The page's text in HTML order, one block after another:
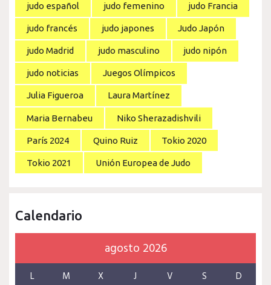
judo español judo femenino judo Francia
judo francés judo japones Judo Japón
judo Madrid judo masculino judo nipón
judo noticias Juegos Olímpicos
Julia Figueroa Laura Martínez
Maria Bernabeu Niko Sherazadishvili
París 2024 Quino Ruiz Tokio 2020
Tokio 2021 Unión Europea de Judo
Calendario
agosto 2026
L M X J V S D